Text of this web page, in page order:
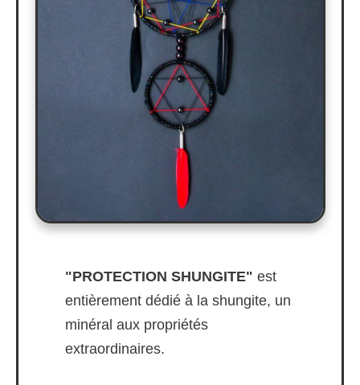
"PROTECTION SHUNGITE" est
entièrement dédié à la shungite, un
minéral aux propriétés
extraordinaires.